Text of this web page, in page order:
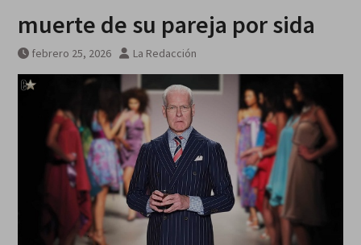
muerte de su pareja por sida
febrero 25, 2026 La Redacción